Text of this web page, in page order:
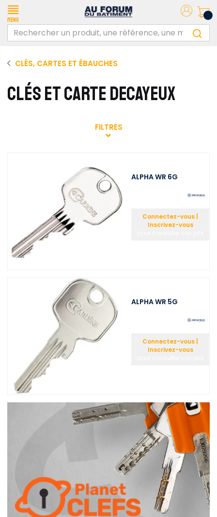
Menu
CLÉS, CARTES ET ÉBAUCHES
CLÉS ET CARTE DECAYEUX
FILTRES
ALPHA WR 6G
Connectez-vous |
Inscrivez-vous
ALPHA WR 5G
Connectez-vous |
Inscrivez-vous